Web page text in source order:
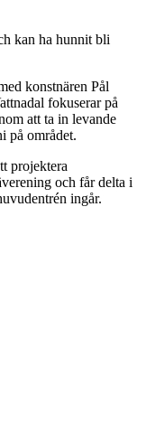
kan ha hunnit bli
konstnären Pål
fokuserar på
att ta in levande
på området.
projektera
och får delta i
ingår.